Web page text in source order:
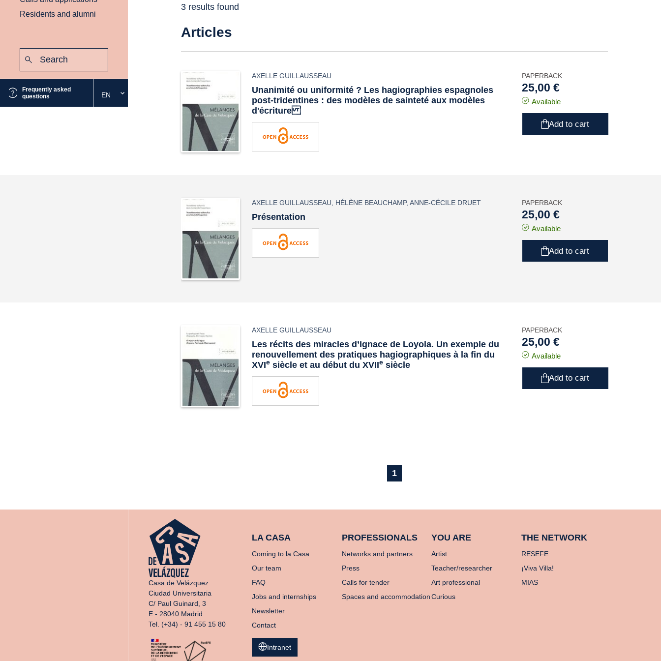
Residents and alumni
Frequently asked
questions
Select
the
EN
3 results found
Articles
AXELLE GUILLAUSSEAU
Unanimité ou uniformité ? Les hagiographies espagnoles
post-tridentines : des modèles de sainteté aux modèles
d'écriture
PAPERBACK
25,00 €
Available
Add to cart
AXELLE GUILLAUSSEAU, HÉLÈNE BEAUCHAMP,ANNE-CÉCILE DRUET
Présentation
PAPERBACK
25,00 €
Available
Add to cart
AXELLE GUILLAUSSEAU
Les récits des miracles d’Ignace de Loyola. Un exemple du
renouvellement des pratiques hagiographiques à la fin du
XVIe siècle et au début du XVIIe siècle
PAPERBACK
25,00 €
Available
Add to cart
1
Casa de Velázquez
Ciudad Universitaria
C/ Paul Guinard, 3
E - 28040 Madrid
Tel. (+34) - 91 455 15 80
LA CASA
Coming to la Casa
Our team
FAQ
Jobs and internships
Newsletter
Contact
PROFESSIONALS
Networks and partners
Press
Calls for tender
Spaces and accommodation
YOU ARE
Artist
Teacher/researcher
Art professional
Curious
THE NETWORK
RESEFE
¡Viva Villa!
MIAS
Intranet